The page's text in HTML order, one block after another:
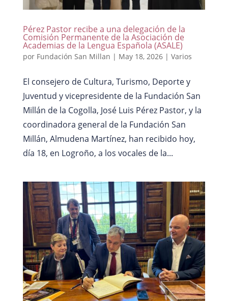
Pérez Pastor recibe a una delegación de la
Comisión Permanente de la Asociación de
Academias de la Lengua Española (ASALE)
por Fundación San Millan | May 18, 2026| Varios
El consejero de Cultura, Turismo, Deporte y
Juventud y vicepresidente de la Fundación San
Millán de la Cogolla, José Luis Pérez Pastor, y la
coordinadora general de la Fundación San
Millán, Almudena Martínez, han recibido hoy,
día 18, en Logroño, a los vocales de la...